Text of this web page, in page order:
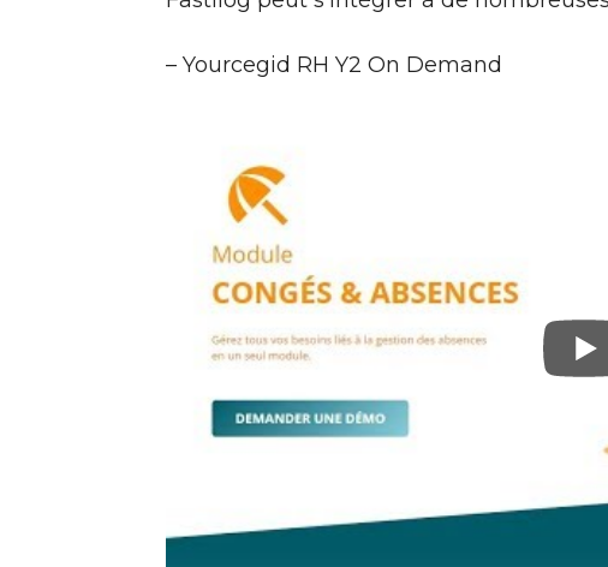
– Yourcegid RH Y2 On Demand